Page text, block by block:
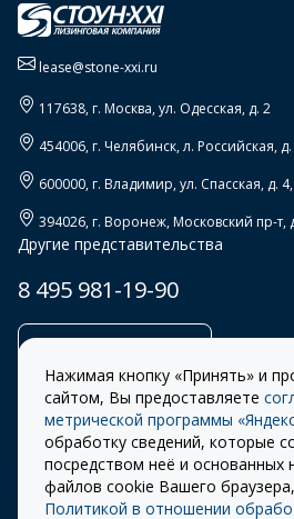
lease@stone-xxi.ru
117638, г. Москва,ул. Одесская, д. 2
454006, г. Челябинск,л. Российская,
600000, г. Владимир,ул. Спасская, д.
394026, г. Воронеж,Московский пр-т,
Другие представительства
8 495 981-19-90
Правила
использования cookie
Нажимая кнопку «Принять» и
сайтом, Вы предоставляете
метрической программы
обработку сведений, которые
посредством неё и основанных
файлов cookie Вашего
Политикой в отношении